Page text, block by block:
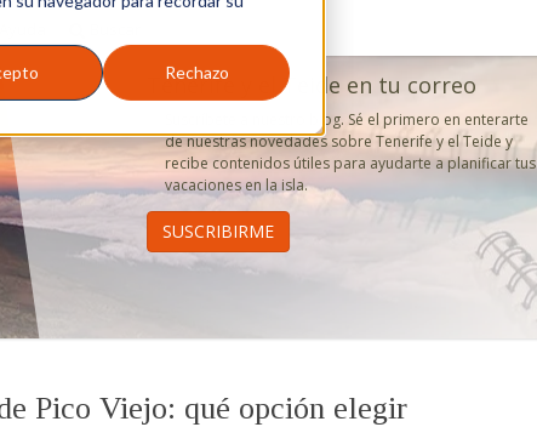
Rechazo
Tenerife y el Teide en tu correo
Suscríbete a nuestro blog. Sé el primero en enterarte
de nuestras novedades sobre Tenerife y el Teide y
recibe contenidos útiles para ayudarte a planificar tus
vacaciones en la isla.
Pico Viejo: qué opción elegir